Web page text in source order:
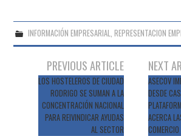
INFORMACIÓN EMPRESARIAL, REPRESENTACION
Navegación
entradas
PREVIOUS ARTICLE
LOS HOSTELEROS DE CIUDAD
RODRIGO SE SUMAN A LA
CONCENTRACIÓN NACIONAL
PARA REIVINDICAR AYUDAS
AL SECTOR
NEXT
ASECOV
DESDE
ACERCA